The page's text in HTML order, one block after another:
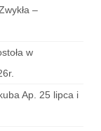
1
3
–
w
Ap. 25 lipca i